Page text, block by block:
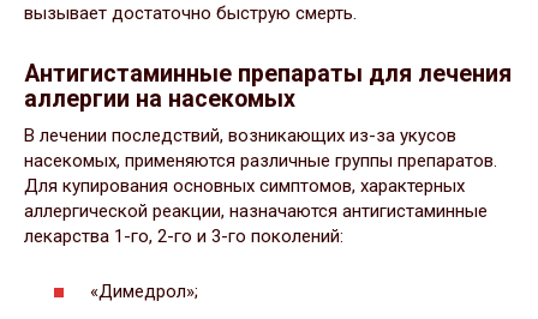
вызывает достаточно быструю смерть.
Антигистаминные препараты для лечения
аллергии на насекомых
В лечении последствий, возникающих из-за укусов
насекомых, применяются различные группы препаратов.
Для купирования основных симптомов, характерных
аллергической реакции, назначаются антигистаминные
лекарства 1-го, 2-го и 3-го поколений:
«Димедрол»;